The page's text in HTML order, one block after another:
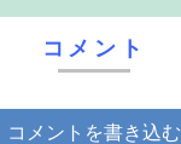
コメント
コメントを書き込む